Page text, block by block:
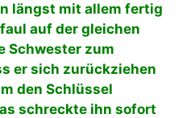
längst mit allem fertig
auf der gleichen
Schwester zum
er sich zurückziehen
den Schlüssel
schreckte ihn sofort